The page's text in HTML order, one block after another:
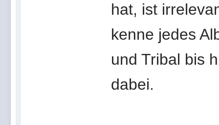
hat, ist
kenne jedes
und Tribal bis
dabei.